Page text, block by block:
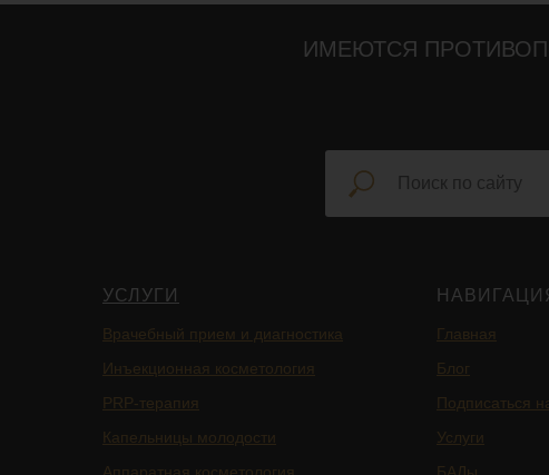
ИМЕЮТСЯ
УСЛУГИ
Врачебный прием и диагностика
Инъекционная косметология
PRP-терапия
Капельницы молодости
Главная
Блог
Подписаться
Услуги